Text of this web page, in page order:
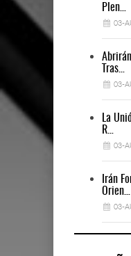
Plen…
03-
Tras…
03-
La
R…
03-
Irán
Orien…
03-